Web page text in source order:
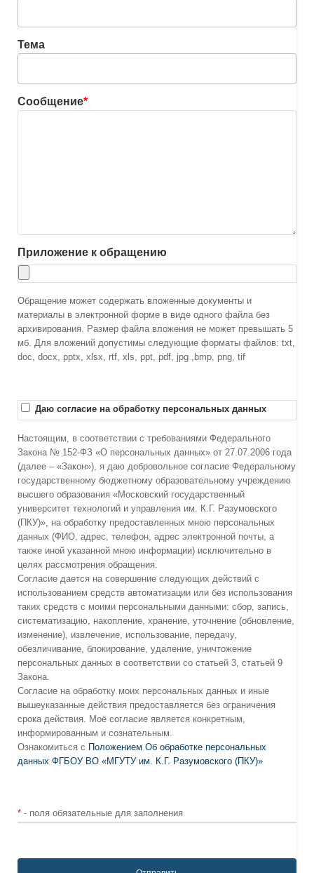
Тема
Сообщение*
Приложение к обращению
Обращение может содержать вложенные документы и
материалы в электронной форме в виде одного файла без
архивирования. Размер файла вложения не может превышать 5
мб. Для вложений допустимы следующие форматы файлов: txt,
doc, docx, pptx, xlsx, rtf, xls, ppt, pdf, jpg ,bmp, png, tif
Даю согласие на обработку персональных данных
Настоящим, в соответствии с требованиями Федерального
Закона № 152-ФЗ «О персональных данных» от 27.07.2006 года
(далее – «Закон»), я даю добровольное согласие Федеральному
государственному бюджетному образовательному учреждению
высшего образования «Московский государственный
университет технологий и управления им. К.Г. Разумовского
(ПКУ)», на обработку предоставленных мною персональных
данных (ФИО, адрес, телефон, адрес электронной почты, а
также иной указанной мною информации) исключительно в
целях рассмотрения обращения.
Согласие дается на совершение следующих действий с
использованием средств автоматизации или без использования
таких средств с моими персональными данными: сбор, запись,
систематизацию, накопление, хранение, уточнение (обновление,
изменение), извлечение, использование, передачу,
обезличивание, блокирование, удаление, уничтожение
персональных данных в соответствии со статьей 3, статьей 9
Закона.
Согласие на обработку моих персональных данных и иные
вышеуказанные действия предоставляется без ограничения
срока действия. Моё согласие является конкретным,
информированным и сознательным.
Ознакомиться с Положением Об обработке персональных
данных ФГБОУ ВО «МГУТУ им. К.Г. Разумовского (ПКУ)»
* - поля обязательные для заполнения